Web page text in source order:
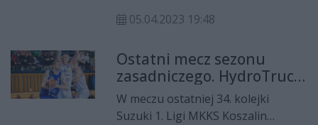
wygrał w Koszalinie 110:91. Aż 28
Kaheem Ransom.
05.04.2023 19:48
Ostatni mecz sezonu
zasadniczego. HydroTruck
Radom zagra w Koszalinie
W meczu ostatniej 34. kolejki
Suzuki 1. Ligi MKKS Koszalin